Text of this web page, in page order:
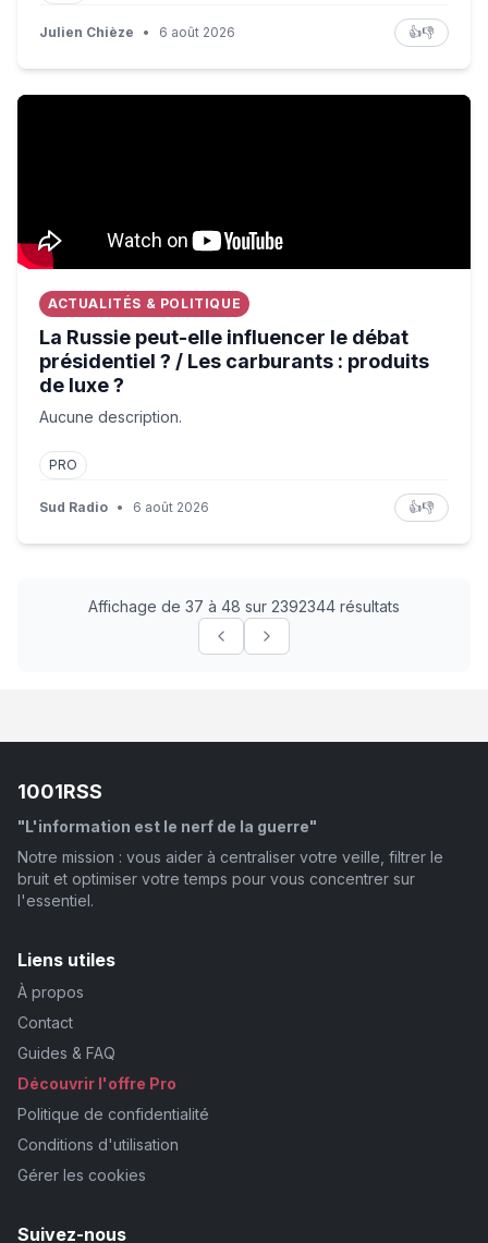
Julien Chièze • 6 août 2026 👍👎
La Russie peut-elle influencer le débat présidentiel ? /
ACTUALITÉS & POLITIQUE
La Russie peut-elle influencer le débat
présidentiel ? / Les carburants : produits
de luxe ?
Aucune description.
PRO
Sud Radio • 6 août 2026 👍👎
Affichage de 37 à 48 sur 2392344 résultats
1001RSS
"L'information est le nerf de la guerre"
Notre mission : vous aider à centraliser votre veille, filtrer le
bruit et optimiser votre temps pour vous concentrer sur
l'essentiel.
Liens utiles
À propos
Contact
Guides & FAQ
Découvrir l'offre Pro
Politique de confidentialité
Conditions d'utilisation
Gérer les cookies
Suivez-nous